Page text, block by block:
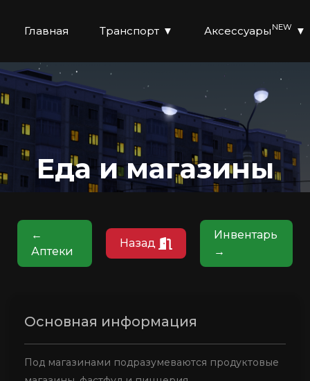
Главная Транспорт ▼ Аксессуары NEW ▼
Еда и магазины
←
Аптеки
Назад
Инвентарь
→
Основная информация
Под магазинами подразумеваются продуктовые